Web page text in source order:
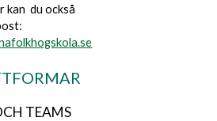
kan du också
:
TEAMS